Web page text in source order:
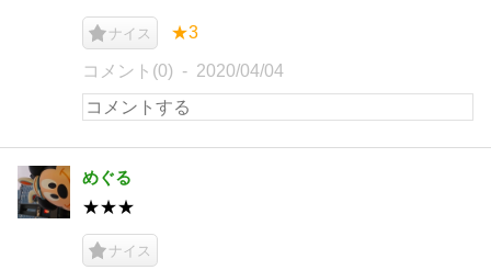
ナイス ★3
コメント(0) 2020/04/04
めぐる
★★★
ナイス